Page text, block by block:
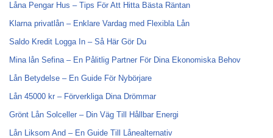
Låna Pengar Hus – Tips För Att Hitta Bästa Räntan
Klarna privatlån – Enklare Vardag med Flexibla Lån
Saldo Kredit Logga In – Så Här Gör Du
Mina lån Sefina – En Pålitlig Partner För Dina Ekonomiska Behov
Lån Betydelse – En Guide För Nybörjare
Lån 45000 kr – Förverkliga Dina Drömmar
Grönt Lån Solceller – Din Väg Till Hållbar Energi
Lån Liksom And – En Guide Till Lånealternativ